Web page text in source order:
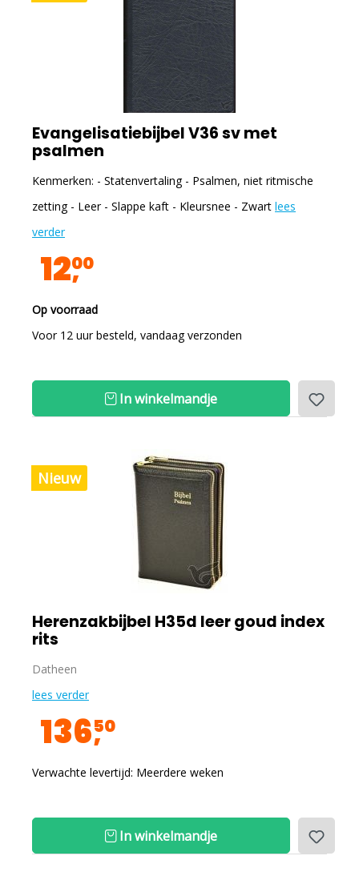
Evangelisatiebijbel V36 sv met
psalmen
Kenmerken: - Statenvertaling - Psalmen, niet ritmische
zetting - Leer - Slappe kaft - Kleursnee - Zwart lees
verder
1200
Op voorraad
Voor 12 uur besteld, vandaag verzonden
In winkelmandje
Nieuw
Herenzakbijbel H35d leer goud index
rits
Datheen
lees verder
13650
Verwachte levertijd: Meerdere weken
In winkelmandje